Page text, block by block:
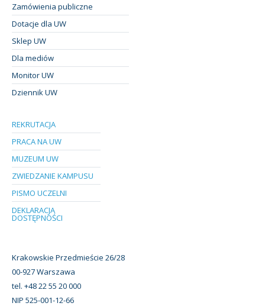
Zamówienia publiczne
Dotacje dla UW
Sklep UW
Dla mediów
Monitor UW
Dziennik UW
REKRUTACJA
PRACA NA UW
MUZEUM UW
ZWIEDZANIE KAMPUSU
PISMO UCZELNI
DEKLARACJA
DOSTĘPNOŚCI
Krakowskie Przedmieście 26/28
00-927 Warszawa
tel. +48 22 55 20 000
NIP 525-001-12-66